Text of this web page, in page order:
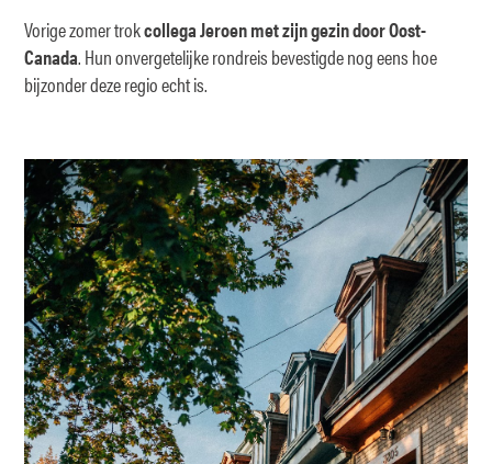
Vorige zomer trokcollega Jeroen met zijn gezin door Oost-
Canada. Hun onvergetelijke rondreis bevestigde nog eens hoe
bijzonder deze regio echt is.